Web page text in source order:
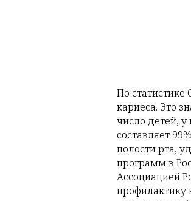
По статистике
кариеса. Это
число детей, у
составляет
полости рта,
программ в
Ассоциацией
профилактику